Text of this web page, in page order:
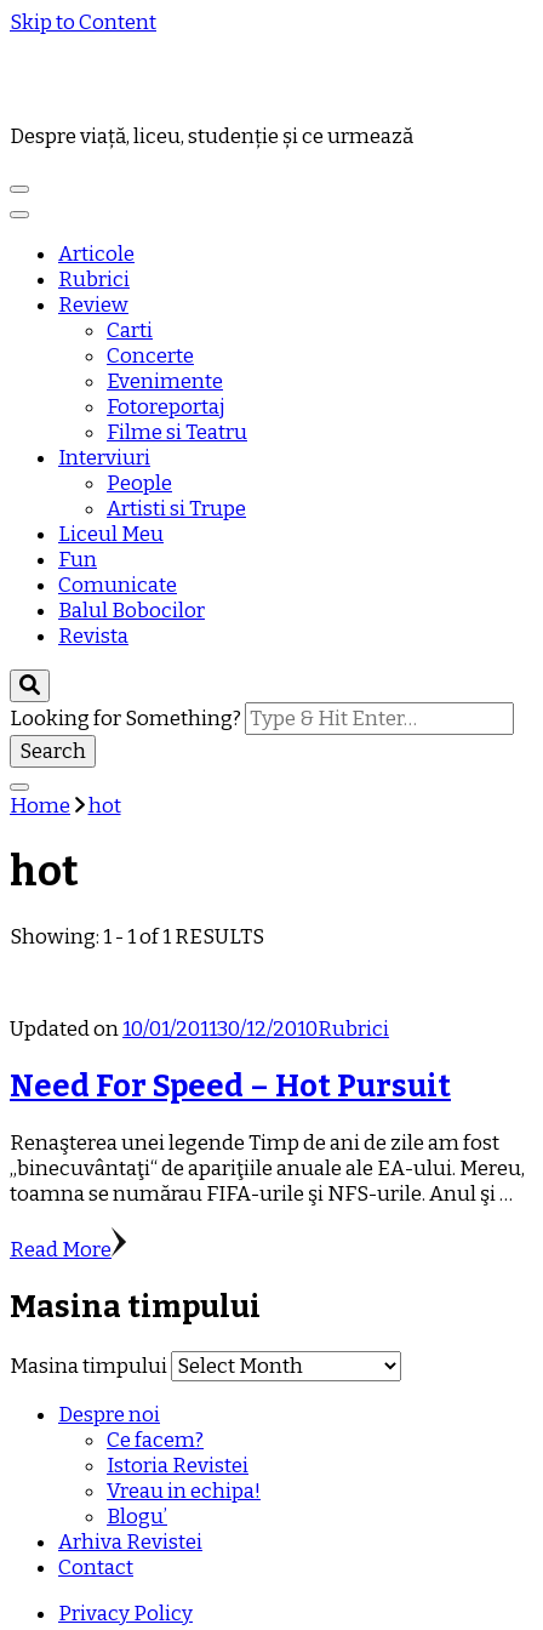
Skip to Content
Despre viață, liceu, studenție și ce urmează
Articole
Rubrici
Review
Carti
Concerte
Evenimente
Fotoreportaj
Filme si Teatru
Interviuri
People
Artisti si Trupe
Liceul Meu
Fun
Comunicate
Balul Bobocilor
Revista
Looking for Something?
Home hot
hot
Showing: 1 - 1 of 1 RESULTS
Updated on10/01/201130/12/2010Rubrici
Need For Speed – Hot Pursuit
Renaşterea unei legende Timp de ani de zile am fost
„binecuvântaţi“ de apariţiile anuale ale EA-ului. Mereu,
toamna se numărau FIFA-urile şi NFS-urile. Anul şi …
Read More
Masina timpului
Masina timpului
Despre noi
Ce facem?
Istoria Revistei
Vreau in echipa!
Blogu’
Arhiva Revistei
Contact
Privacy Policy